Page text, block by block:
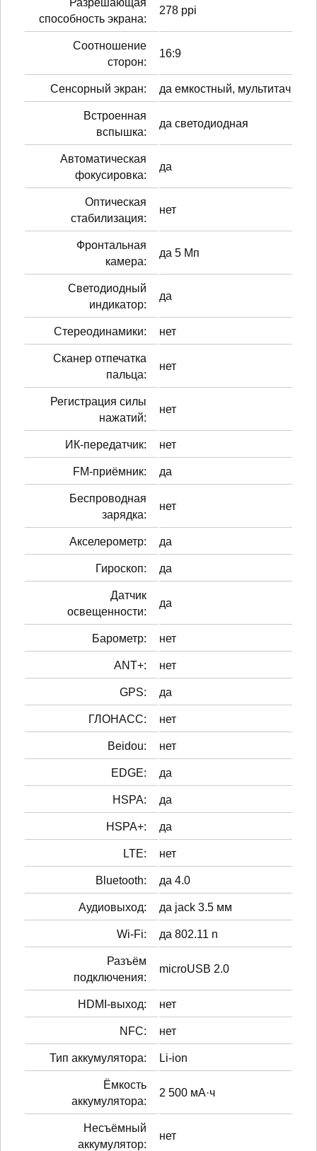
способность экрана:
278 ppi
Соотношение
сторон:
16:9
Сенсорный экран: да емкостный, мультитач
Встроенная
вспышка:
да светодиодная
Автоматическая
фокусировка:
да
Оптическая
стабилизация:
нет
Фронтальная
камера:
да 5 Мп
Светодиодный
индикатор:
да
Стереодинамики: нет
Сканер отпечатка
пальца:
нет
Регистрация силы
нажатий:
нет
ИК-передатчик: нет
FM-приёмник: да
Беспроводная
зарядка:
нет
Акселерометр: да
Гироскоп: да
Датчик
освещенности:
да
Барометр: нет
ANT+: нет
GPS: да
ГЛОНАСС: нет
Beidou: нет
EDGE: да
HSPA: да
HSPA+: да
LTE: нет
Bluetooth: да 4.0
Аудиовыход: да jack 3.5 мм
Wi-Fi: да 802.11 n
Разъём
подключения:
microUSB 2.0
HDMI-выход: нет
NFC: нет
Тип аккумулятора: Li-ion
Ёмкость
аккумулятора:
2 500 мА·ч
Несъёмный
аккумулятор:
нет